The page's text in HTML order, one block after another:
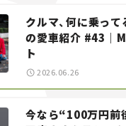
クルマ、何に乗って
の愛車紹介 #43｜
ト
2026.06.26
今なら“100万円前